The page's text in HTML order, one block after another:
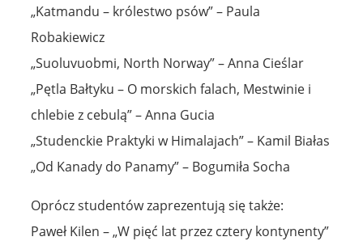
„Katmandu – królestwo psów” – Paula
Robakiewicz
„Suoluvuobmi, North Norway” – Anna Cieślar
„Pętla Bałtyku – O morskich falach, Mestwinie i
chlebie z cebulą” – Anna Gucia
„Studenckie Praktyki w Himalajach” – Kamil Białas
„Od Kanady do Panamy” – Bogumiła Socha
Oprócz studentów zaprezentują się także:
Paweł Kilen – „W pięć lat przez cztery kontynenty”